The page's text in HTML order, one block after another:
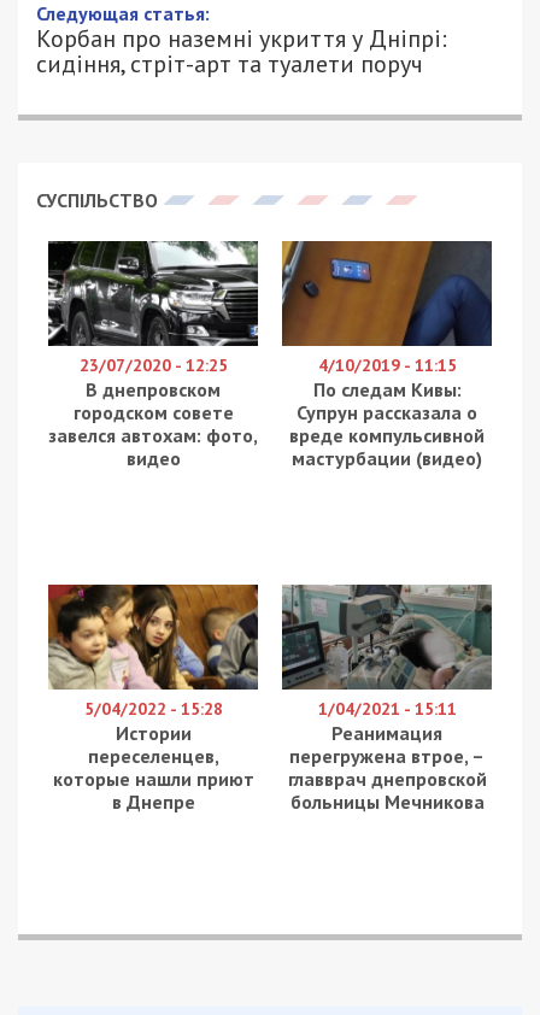
Следующая статья:
Корбан про наземні укриття у Дніпрі:
сидіння, стріт-арт та туалети поруч
СУСПІЛЬСТВО
23/07/2020 - 12:25
В днепровском
городском совете
завелся автохам: фото,
видео
4/10/2019 - 11:15
По следам Кивы:
Супрун рассказала о
вреде компульсивной
мастурбации (видео)
5/04/2022 - 15:28
Истории
переселенцев,
которые нашли приют
в Днепре
1/04/2021 - 15:11
Реанимация
перегружена втрое, –
главврач днепровской
больницы Мечникова